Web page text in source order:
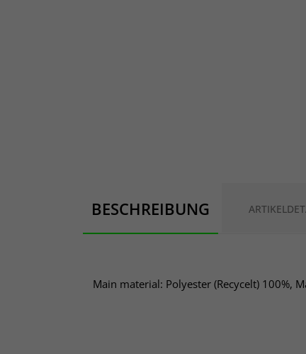
BESCHREIBUNG
Main material: Polyester (Recycelt) 100%,